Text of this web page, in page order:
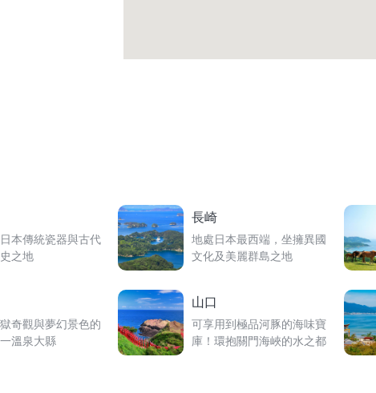
本傳統瓷器與古代
之地
長崎
地處日本最西端，坐擁異國
文化及美麗群島之地
奇觀與夢幻景色的
溫泉大縣
山口
可享用到極品河豚的海味寶
庫！環抱關門海峽的水之都